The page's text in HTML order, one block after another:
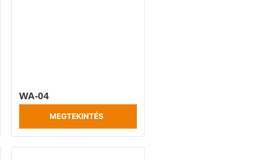
WA-04
MEGTEKINTÉS